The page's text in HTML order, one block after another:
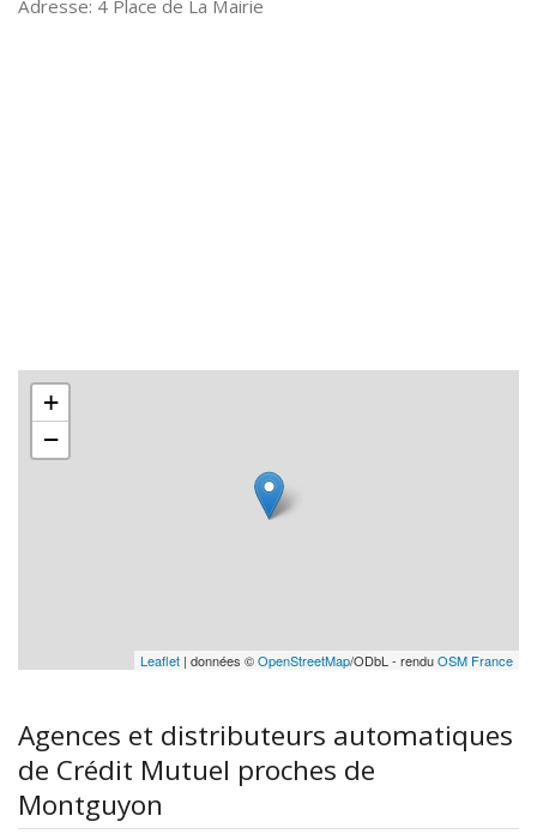
4 Place de La Mairie
+
−
Leaflet | données ©OpenStreetMap/ODbL - renduOSM France
Agences et distributeurs automatiques
de Crédit Mutuel proches de
Montguyon